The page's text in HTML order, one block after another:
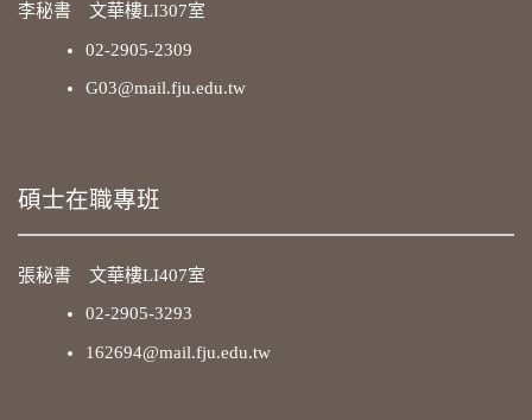
李秘書 文華樓LI307室
02-2905-2309
G03@mail.fju.edu.tw
碩士在職專班
張秘書 文華樓LI407室
02-2905-3293
162694@mail.fju.edu.tw